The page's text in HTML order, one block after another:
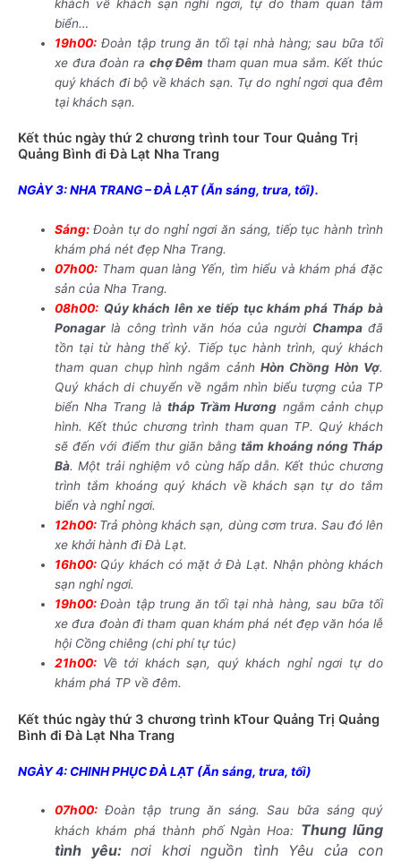
khách về khách sạn nghỉ ngơi, tự do tham quan tắm
biển…
19h00: Đoàn tập trung ăn tối tại nhà hàng; sau bữa tối
xe đưa đoàn ra chợ Đêm tham quan mua sắm. Kết thúc
quý khách đi bộ về khách sạn. Tự do nghỉ ngơi qua đêm
tại khách sạn.
Kết thúc ngày thứ 2 chương trình tour Tour Quảng Trị
Quảng Bình đi Đà Lạt Nha Trang
NGÀY 3: NHA TRANG – ĐÀ LẠT (Ăn sáng, trưa, tối).
Sáng: Đoàn tự do nghỉ ngơi ăn sáng, tiếp tục hành trình
khám phá nét đẹp Nha Trang.
07h00: Tham quan làng Yến, tìm hiểu và khám phá đặc
sản của Nha Trang.
08h00: Qúy khách lên xe tiếp tục khám phá Tháp bà
Ponagar là công trình văn hóa của người Champađã
tồn tại từ hàng thế kỷ. Tiếp tục hành trình, quý khách
tham quan chụp hình ngắm cảnhHòn Chồng Hòn Vợ.
Quý khách di chuyển về ngắm nhìn biểu tượng của TP
biển Nha Trang là tháp Trầm Hương ngắm cảnh chụp
hình. Kết thúc chương trình tham quan TP. Quý khách
sẽ đến với điểm thư giãn bằngtắm khoáng nóng Tháp
Bà. Một trải nghiệm vô cùng hấp dẫn. Kết thúc chương
trình tắm khoáng quý khách về khách sạn tự do tắm
biển và nghỉ ngơi.
12h00: Trả phòng khách sạn, dùng cơm trưa. Sau đó lên
xe khởi hành đi Đà Lạt.
16h00: Qúy khách có mặt ở Đà Lạt. Nhận phòng khách
sạn nghỉ ngơi.
19h00: Đoàn tập trung ăn tối tại nhà hàng, sau bữa tối
xe đưa đoàn đi tham quan khám phá nét đẹp văn hóa lễ
hội Cồng chiêng (chi phí tự túc)
21h00: Về tới khách sạn, quý khách nghỉ ngơi tự do
khám phá TP về đêm.
Kết thúc ngày thứ 3 chương trình kTour Quảng Trị Quảng
Bình đi Đà Lạt Nha Trang
NGÀY 4: CHINH PHỤC ĐÀ LẠT (Ăn sáng, trưa, tối)
07h00: Đoàn tập trung ăn sáng. Sau bữa sáng quý
khách khám phá thành phố Ngàn Hoa: Thung lũng
tình yêu:nơi khơi nguồn tình Yêu của con